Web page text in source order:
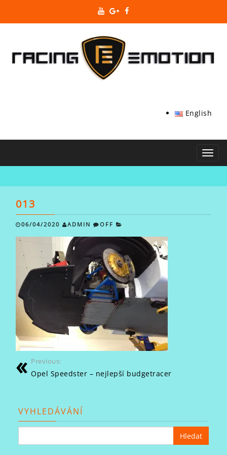
English
013
06/04/2020 ADMIN OFF
Previous:
Opel Speedster – nejlepší budgetracer
VYHLEDÁVÁNÍ